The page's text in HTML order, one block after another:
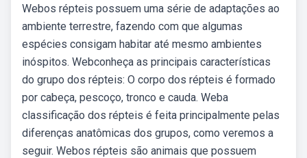
Webos répteis possuem uma série de adaptações ao
ambiente terrestre, fazendo com que algumas
espécies consigam habitar até mesmo ambientes
inóspitos. Webconheça as principais características
do grupo dos répteis: O corpo dos répteis é formado
por cabeça, pescoço, tronco e cauda. Weba
classificação dos répteis é feita principalmente pelas
diferenças anatômicas dos grupos, como veremos a
seguir. Webos répteis são animais que possuem